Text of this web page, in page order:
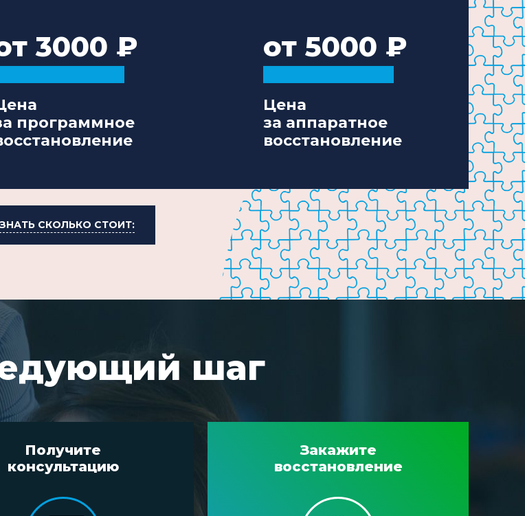
3000
программное
от 5000
Цена
за аппаратное
восстановление
СКОЛЬКО СТОИТ:
шаг
Получите
консультацию
Закажите
восстановление